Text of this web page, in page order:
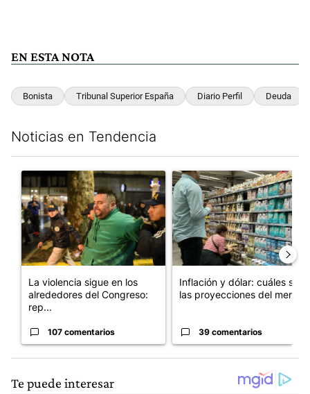
EN ESTA NOTA
Bonista Tribunal Superior España Diario Perfil Deuda
Noticias en Tendencia
Un artículo de tendencia con el título "La violencia sigue en
La violencia sigue en los
alrededores del Congreso:
rep...
107 comentarios
Un artículo de tendencia con
Inflación y dólar: cuáles son
las proyecciones del merc...
39 comentarios